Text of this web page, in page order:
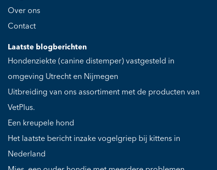
Over ons
Contact
Laatste blogberichten
Hondenziekte (canine distemper) vastgesteld in
omgeving Utrecht en Nijmegen
Uitbreiding van ons assortiment met de producten van
VetPlus.
Een kreupele hond
Het laatste bericht inzake vogelgriep bij kittens in
Nederland